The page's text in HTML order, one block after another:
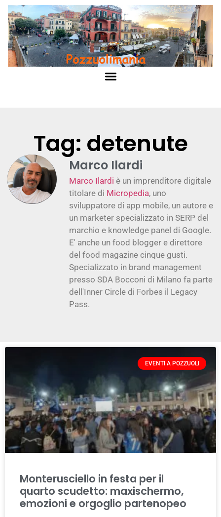
Tag: detenute
Marco Ilardi
Marco Ilardi è un imprenditore digitale
titolare di Micropedia, uno
sviluppatore di app mobile, un autore e
un marketer specializzato in SERP del
marchio e knowledge panel di Google.
E' anche un food blogger e direttore
del food magazine cinque gusti.
Specializzato in brand management
presso SDA Bocconi di Milano fa parte
dell'Inner Circle di Forbes il Legacy
Pass.
EVENTI A POZZUOLI
Monterusciello in festa per il
quarto scudetto: maxischermo,
emozioni e orgoglio partenopeo